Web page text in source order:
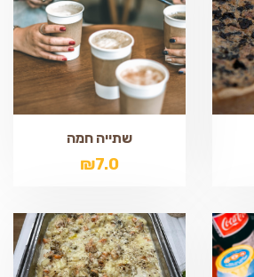
שתייה חמה
₪7.0